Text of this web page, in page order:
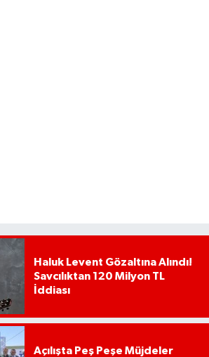
Haluk Levent Gözaltına Alındı!
Savcılıktan 120 Milyon TL
İddiası
Açılışta Peş Peşe Müjdeler